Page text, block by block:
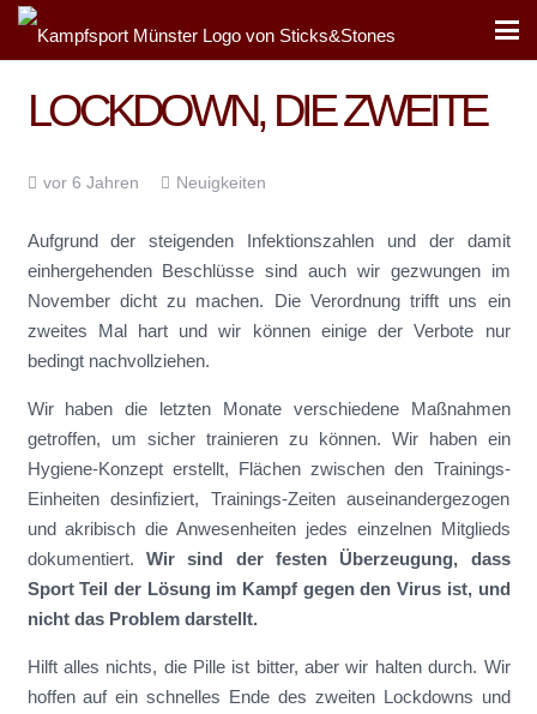
LOCKDOWN, DIE ZWEITE
vor 6 Jahren Neuigkeiten
Aufgrund der steigenden Infektionszahlen und der damit
einhergehenden Beschlüsse sind auch wir gezwungen im
November dicht zu machen. Die Verordnung trifft uns ein
zweites Mal hart und wir können einige der Verbote nur
bedingt nachvollziehen.
Wir haben die letzten Monate verschiedene Maßnahmen
getroffen, um sicher trainieren zu können. Wir haben ein
Hygiene-Konzept erstellt, Flächen zwischen den Trainings-
Einheiten desinfiziert, Trainings-Zeiten auseinandergezogen
und akribisch die Anwesenheiten jedes einzelnen Mitglieds
dokumentiert. Wir sind der festen Überzeugung, dass
Sport Teil der Lösung im Kampf gegen den Virus ist, und
nicht das Problem darstellt.
Hilft alles nichts, die Pille ist bitter, aber wir halten durch. Wir
hoffen auf ein schnelles Ende des zweiten Lockdowns und